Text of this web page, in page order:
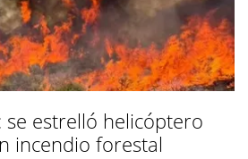
se estrelló helicóptero
incendio forestal